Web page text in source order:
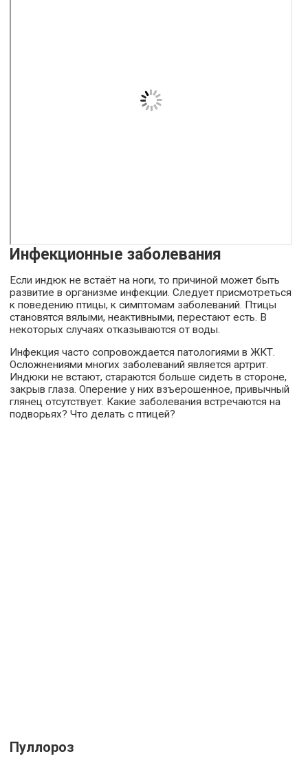
Инфекционные заболевания
Если индюк не встаёт на ноги, то причиной может быть
развитие в организме инфекции. Следует присмотреться
к поведению птицы, к симптомам заболеваний. Птицы
становятся вялыми, неактивными, перестают есть. В
некоторых случаях отказываются от воды.
Инфекция часто сопровождается патологиями в ЖКТ.
Осложнениями многих заболеваний является артрит.
Индюки не встают, стараются больше сидеть в стороне,
закрыв глаза. Оперение у них взъерошенное, привычный
глянец отсутствует. Какие заболевания встречаются на
подворьях? Что делать с птицей?
Пуллороз